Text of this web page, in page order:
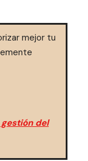
mejor tu
del